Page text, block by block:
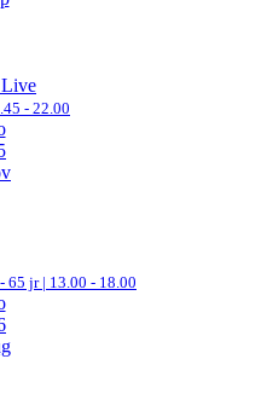
Live
- 22.00
65 jr | 13.00 - 18.00